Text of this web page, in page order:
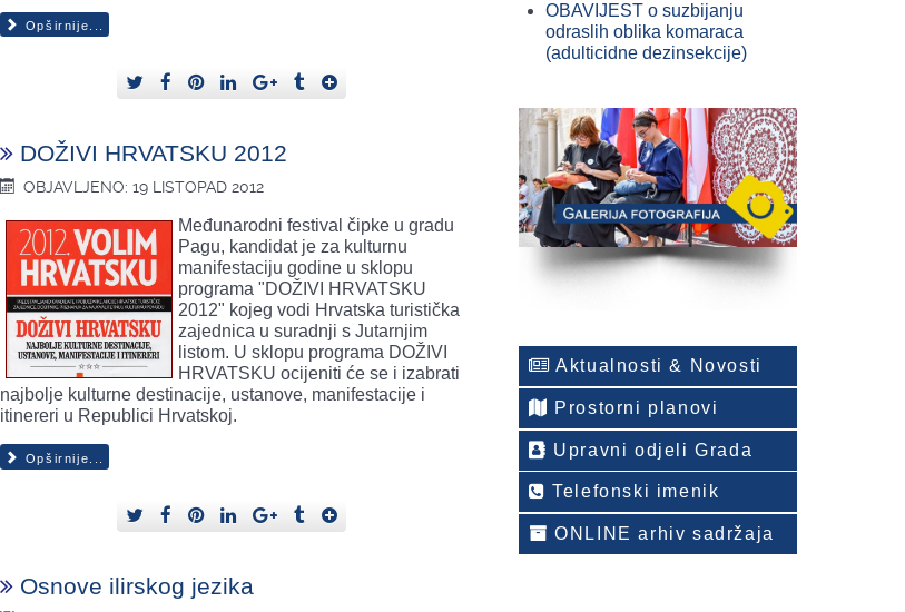
Opširnije...
DOŽIVI HRVATSKU 2012
OBJAVLJENO: 19 LISTOPAD 2012
Međunarodni festival čipke u gradu
Pagu, kandidat je za kulturnu
manifestaciju godine u sklopu
programa "DOŽIVI HRVATSKU
2012" kojeg vodi Hrvatska turistička
zajednica u suradnji s Jutarnjim
listom. U sklopu programa DOŽIVI
HRVATSKU ocijeniti će se i izabrati
najbolje kulturne destinacije, ustanove, manifestacije i
itinereri u Republici Hrvatskoj.
Opširnije...
Osnove ilirskog jezika
OBAVIJEST o suzbijanju
odraslih oblika komaraca
(adulticidne dezinsekcije)
Aktualnosti & Novosti
Prostorni planovi
Upravni odjeli Grada
Telefonski imenik
ONLINE arhiv sadržaja